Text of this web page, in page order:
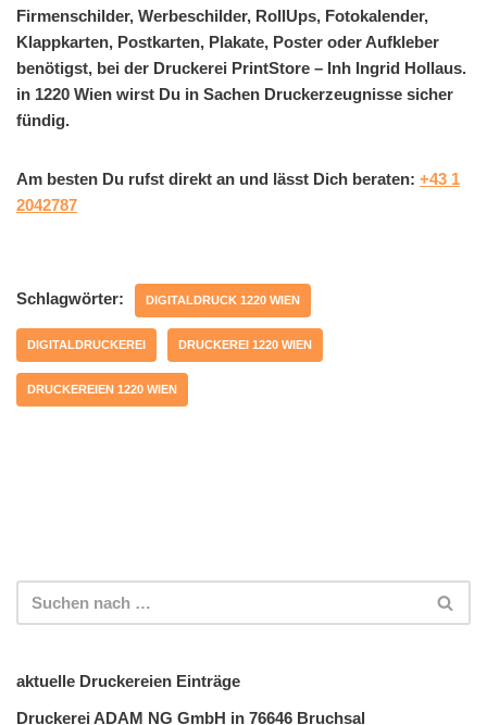
Firmenschilder, Werbeschilder, RollUps, Fotokalender,
Klappkarten, Postkarten, Plakate, Poster oder Aufkleber
benötigst, bei der Druckerei PrintStore – Inh Ingrid Hollaus.
in 1220 Wien wirst Du in Sachen Druckerzeugnisse sicher
fündig.
Am besten Du rufst direkt an und lässt Dich beraten: +43 1
2042787
Schlagwörter: DIGITALDRUCK 1220 WIEN
DIGITALDRUCKEREI DRUCKEREI 1220 WIEN
DRUCKEREIEN 1220 WIEN
aktuelle Druckereien Einträge
Druckerei ADAM NG GmbH in 76646 Bruchsal